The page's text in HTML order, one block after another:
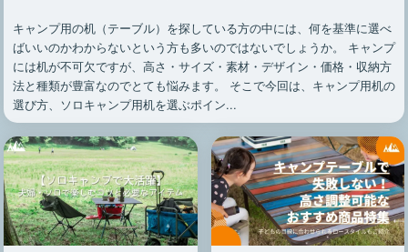
キャンプ用の机（テーブル）を探している方の中には、何を基準に選べ
ばいいのかわからないという方も多いのではないでしょうか。 キャンプ
には机が不可欠ですが、高さ・サイズ・素材・デザイン・価格・収納方
法と種類が豊富なのでとても悩みます。 そこで今回は、キャンプ用机の
選び方、ソロキャンプ用机を選ぶポイン...